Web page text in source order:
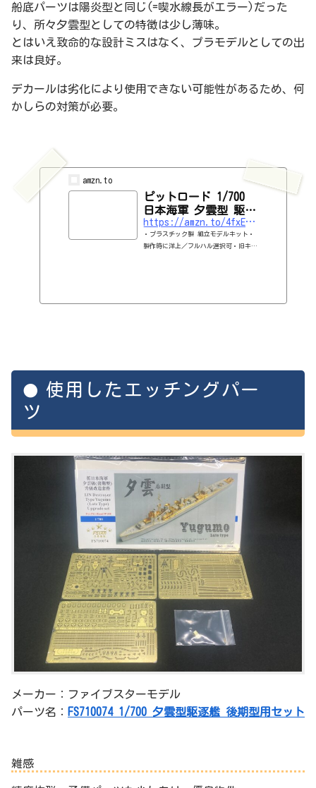
船底パーツは陽炎型と同じ(=喫水線長がエラー)だった
り、所々夕雲型としての特徴は少し薄味。
とはいえ致命的な設計ミスはなく、プラモデルとしての出
来は良好。
デカールは劣化により使用できない可能性があるため、何
かしらの対策が必要。
amzn.to
ピットロード 1/700
日本海軍 夕雲型 駆逐
艦 夕雲 フルハルモデ
ル W108
https://amzn.to/4fxENr5
・プラスチック製 組立モデルキット・
製作時に洋上／フルハル選択可・旧キッ
き・ボックスアートは高荷画伯による新
使用したエッチングパー
ツ
メーカー：ファイブスターモデル
パーツ名： FS710074 1/700 夕雲型駆逐艦 後期型用セット
雑感